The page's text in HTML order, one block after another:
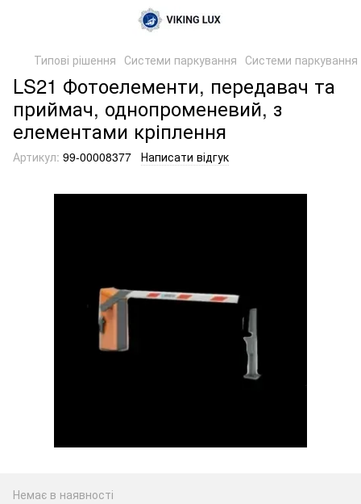
Типові рішення Системи паркування Системи
LS21 Фотоелементи, передавач та
приймач, однопроменевий, з
елементами кріплення
Артикул: 99-00008377 Написати відгук
Немає в наявності